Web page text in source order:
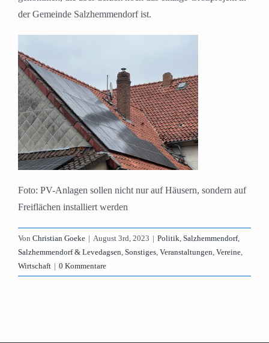
der Gemeinde Salzhemmendorf ist.
Foto: PV-Anlagen sollen nicht nur auf Häusern, sondern auf
Freiflächen installiert werden
Von Christian Goeke | August 3rd, 2023 | Politik, Salzhemmendorf,
Salzhemmendorf & Levedagsen, Sonstiges, Veranstaltungen, Vereine,
Wirtschaft | 0 Kommentare